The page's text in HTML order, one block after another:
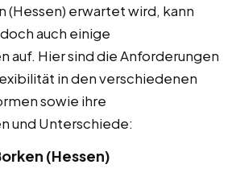
(Hessen) erwartet wird, kann
auch einige
auf. Hier sind die Anforderungen
in den verschiedenen
sowie ihre
und Unterschiede:
(Hessen)